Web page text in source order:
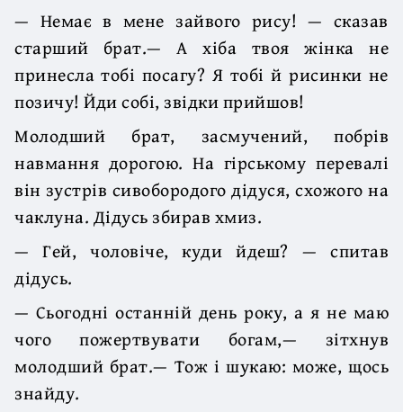
— Немає в мене зайвого рису! — сказав
старший брат.— А хіба твоя жінка не
принесла тобі посагу? Я тобі й рисинки не
позичу! Йди собі, звідки прийшов!
Молодший брат, засмучений, побрів
навмання дорогою. На гірському перевалі
він зустрів сивобородого дідуся, схожого на
чаклуна. Дідусь збирав хмиз.
— Гей, чоловіче, куди йдеш? — спитав
дідусь.
— Сьогодні останній день року, а я не маю
чого пожертвувати богам,— зітхнув
молодший брат.— Тож і шукаю: може, щось
знайду.